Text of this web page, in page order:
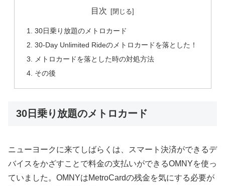
目次
30日乗り放題のメトロカード
30-Day Unlimited Rideのメトロカードを落とした！
メトロカードを落とした時の対処方法
その後
30日乗り放題のメトロカード
ニューヨークに来てしばらくは、スマート決済ができるデ
バイスをかざすことで料金の支払いができるOMNYを使っ
ていました。OMNYはMetroCardの残金を気にする必要が